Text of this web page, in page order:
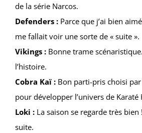
de la série Narcos.
Defenders :Parce que j’ai bien
me fallait voir une sorte de « suite ».
Vikings :Bonne trame scénaristique.
l’histoire.
Cobra Kaï :Bon parti-pris choisi par
pour développer l’univers de Karaté
Loki :La saison se regarde très
suite.